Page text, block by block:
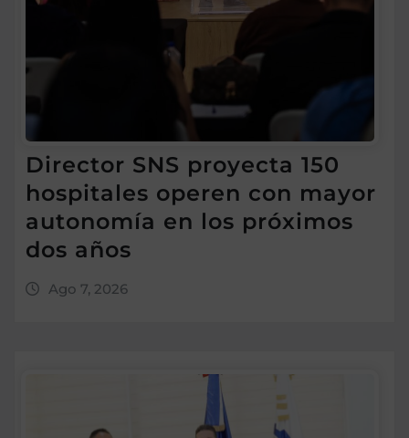
Director SNS proyecta 150
hospitales operen con mayor
autonomía en los próximos
dos años
Ago 7, 2026